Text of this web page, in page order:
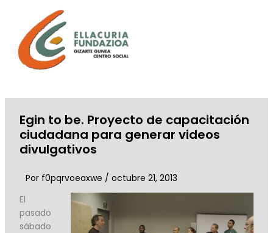
contenido
Egin to be. Proyecto de capacitación
ciudadana para generar videos
divulgativos
Por f0pqrvoeaxwe / octubre 21, 2013
El
pasado
sábado